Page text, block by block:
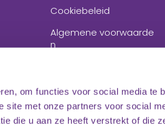
om functies voor social media te
met onze partners voor social
die u aan ze heeft verstrekt of die
Cookiebeleid
Algemene voorwaarde
n